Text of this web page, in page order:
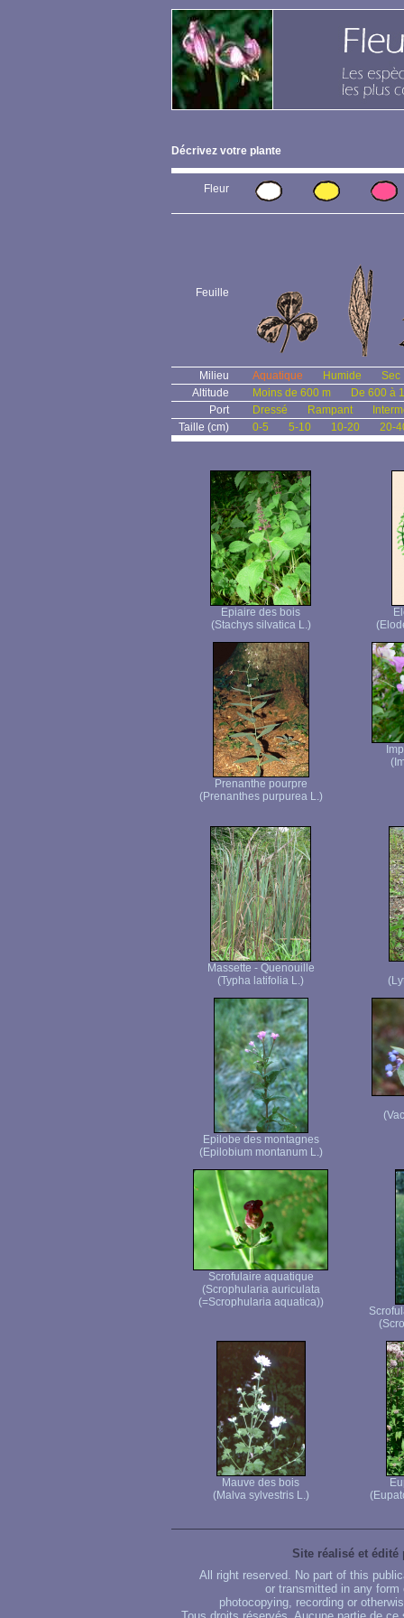
Décrivez votre plante
Fleur
Feuille
Milieu Aquatique Humide
Sec
Altitude
Moins de 600 m
De 600 à
Port
Dressé Rampant
Taille (cm)
0-5 5-10 10-20 20-
Epiaire des bois
(Stachys silvatica L.)
Prenanthe pourpre
(Prenanthes purpurea L.)
Massette - Quenouille
(Typha latifolia L.)
Epilobe des montagnes
(Epilobium montanum L.)
Scrofulaire aquatique
(Scrophularia auriculata
(=Scrophularia aquatica))
Mauve des bois
(Malva sylvestris L.)
Site réalisé et édité
All right reserved. No part of this
or transmitted in any
photocopying, recording or